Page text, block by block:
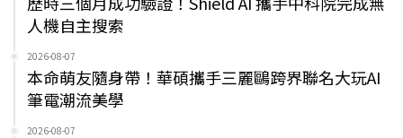
人機自主搜索
2026-08-07
本命萌友隨身帶！華碩攜手三麗鷗跨界聯名大玩AI
筆電潮流美學
2026-08-07